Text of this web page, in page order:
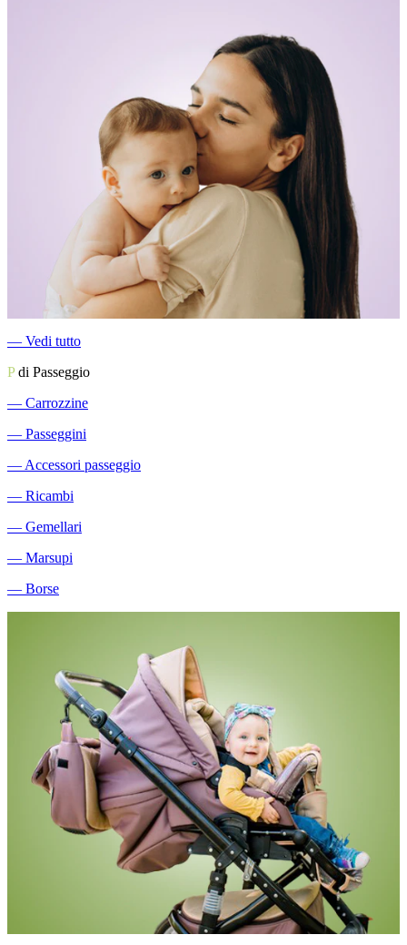
― Vedi tutto
Pdi Passeggio
― Carrozzine
― Passeggini
― Accessori passeggio
― Ricambi
― Gemellari
― Marsupi
― Borse